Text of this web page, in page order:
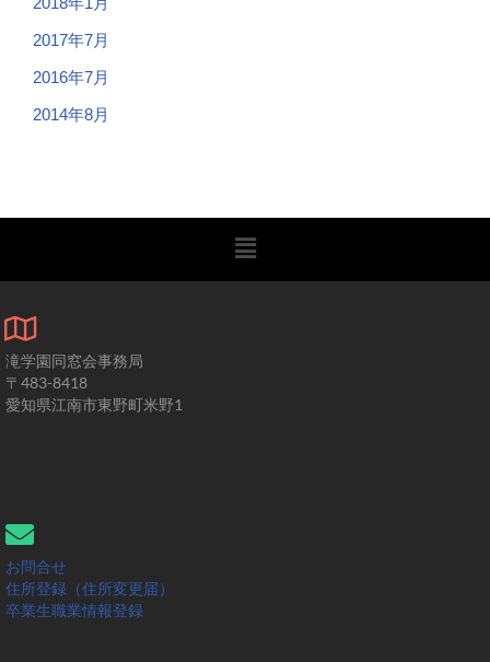
2017年7月
2016年7月
2014年8月
滝学園同窓会事務局
〒483-8418
愛知県江南市東野町米野1
お問合せ
住所登録（住所変更届）
卒業生職業情報登録